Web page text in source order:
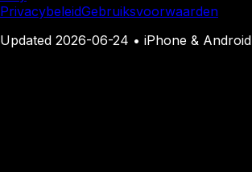
PrivacybeleidGebruiksvoorwaarden
Updated 2026-06-24 • iPhone & Android